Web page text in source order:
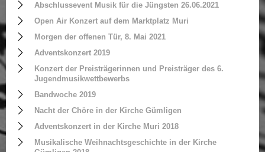
Abschlussevent Musik für die Jüngsten 26.06.2021
Open Air Konzert auf dem Marktplatz Muri
Morgen der offenen Tür, 8. Mai 2021
Adventskonzert 2019
Konzert der Preisträgerinnen und Preisträger des 6.
Jugendmusikwettbewerbs
Bandwoche 2019
Nacht der Chöre in der Kirche Gümligen
Adventskonzert in der Kirche Muri 2018
Musikalische Weihnachtsgeschichte in der Kirche